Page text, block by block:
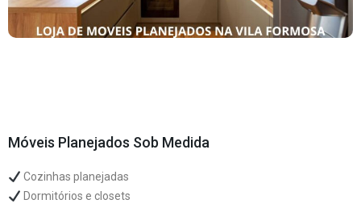
Móveis Planejados Sob Medida
Cozinhas planejadas
Dormitórios e closets